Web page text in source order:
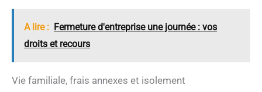
A lire : Fermeture d'entreprise une journée : vos
droits et recours
Vie familiale, frais annexes et isolement